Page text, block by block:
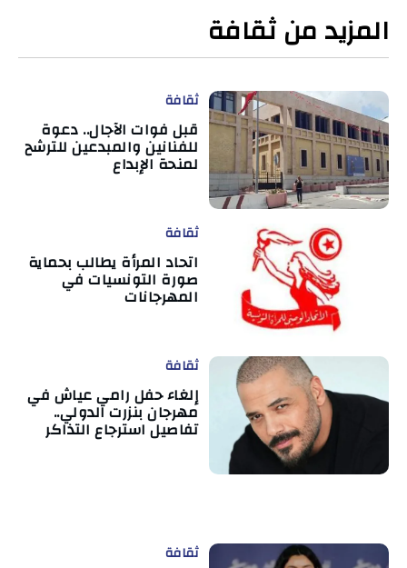
المزيد من ثقافة
ثقافة
قبل فوات الآجال.. دعوة
للفنانين والمبدعين للترشح
لمنحة الإبداع
ثقافة
اتحاد المرأة يطالب بحماية
صورة التونسيات في
المهرجانات
ثقافة
إلغاء حفل رامي عياش في
مهرجان بنزرت الدولي..
تفاصيل استرجاع التذاكر
ثقافة